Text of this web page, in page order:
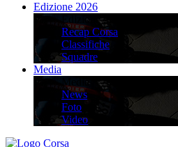
Edizione 2026
Edizione 2026
Recap Corsa
Classifiche
Squadre
Media
Media
News
Foto
Video